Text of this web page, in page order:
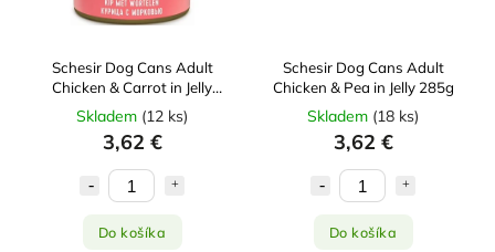
Schesir Dog Cans Adult
Chicken & Carrot in Jelly
285g
Skladem (12 ks)
3,62 €
Do košíka
Schesir Dog Cans Adult
Chicken & Pea in Jelly 285g
Skladem (18 ks)
3,62 €
Do košíka